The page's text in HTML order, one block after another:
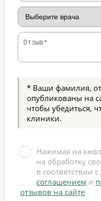
* Ваши фамилия,
опубликованы на
чтобы убедиться,
клиники.
Нажимая на
на обработку
в соответствии с
соглашением и
отзывов на сайте